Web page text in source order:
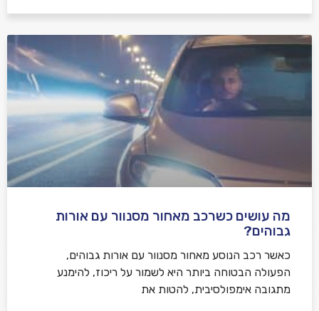
מה עושים כשרכב מאחור מסנוור עם אורות
גבוהים?
כאשר רכב הנוסע מאחור מסנוור עם אורות גבוהים,
הפעולה הבטוחה ביותר היא לשמור על ריכוז, להימנע
מתגובה אימפולסיבית, להטות את